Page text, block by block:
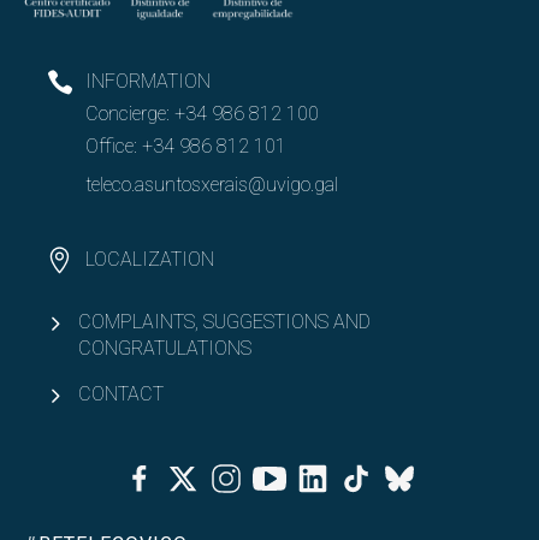
INFORMATION
Concierge: +34 986 812 100
Office: +34 986 812 101
teleco.asuntosxerais@uvigo.gal
LOCALIZATION
COMPLAINTS, SUGGESTIONS AND
CONGRATULATIONS
CONTACT
FacebookTwitterInstagramYoutubeLinkedinTiktok
Bluesky